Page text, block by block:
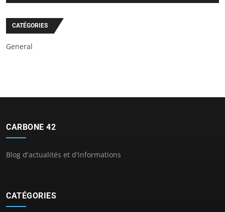
CATÉGORIES
General
CARBONE 42
Blog d'actualités et d'informations
CATÉGORIES